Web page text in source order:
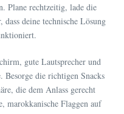
Plane rechtzeitig, lade die
deine technische Lösung
gute Lautsprecher und
Besorge die richtigen Snacks
die dem Anlass gerecht
marokkanische Flaggen auf